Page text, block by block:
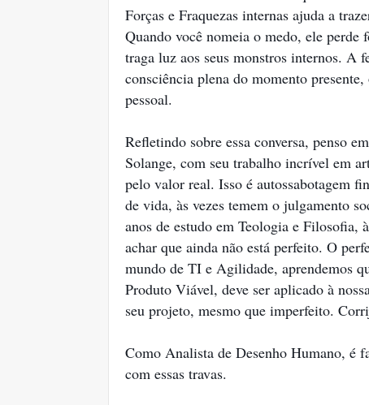
Forças e Fraquezas internas ajuda a
Quando você nomeia o medo, ele perde
traga luz aos seus monstros internos. A
consciência plena do momento
pessoal.
Refletindo sobre essa conversa, penso
Solange, com seu trabalho incrível em
pelo valor real. Isso é autossabotagem
de vida, às vezes temem o julgamento
anos de estudo em Teologia e Filosofia,
achar que ainda não está perfeito. O
mundo de TI e Agilidade, aprendemos
Produto Viável, deve ser aplicado à
seu projeto, mesmo que imperfeito.
Como Analista de Desenho Humano, é
com essas travas.